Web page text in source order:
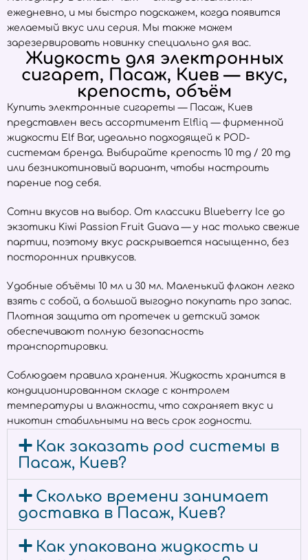
ежедневно, и мы быстро подскажем, когда появится
желаемый вкус или серия. Мы также можем
зарезервировать новинку специально для вас.
Жидкость для электронных
сигарет, Пасаж, Киев — вкус,
крепость, объём
Купить электронные сигареты — Пасаж, Киев
представлен весь ассортимент Elfliq — фирменной
жидкости Elf Bar, идеально подходящей к POD-
системам бренда. Выбирайте крепость 10 mg / 20 mg
или безникотиновый вариант, чтобы настроить
парение под себя.
Сотни вкусов на выбор. От классики Blueberry Ice до
экзотики Kiwi Passion Fruit Guava — у нас только свежие
партии, поэтому вкус раскрывается насыщенно, без
посторонних привкусов.
Удобные объёмы 10 мл и 30 мл. Маленький флакон легко
взять с собой, а большой выгодно покупать про запас.
Плотная защита от протечек и детский замок
обеспечивают полную безопасность
транспортировки.
Соблюдаем правила хранения. Жидкость хранится в
кондиционированном складе с контролем
температуры и влажности, что сохраняет вкус и
никотин стабильными на весь срок годности.
Как заказать pod системы в
Пасаж, Киев?
Сколько времени занимает
доставка в Пасаж, Киев?
Как упакована жидкость и